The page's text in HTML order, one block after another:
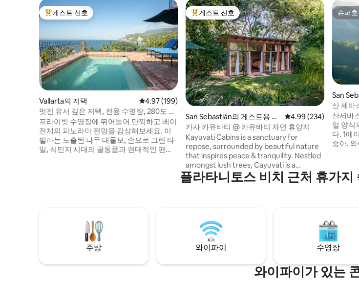
상위 게스트 선호
게스트 선호
Vallarta의 저택 평점 4.97점(5점 만점), 후기 199개
4.97 (199)
멋진 유서 깊은 저택, 전용 수영장, 280도 전
망
프라이빗 수영장에 뛰어들어 만끽하고 베이
전체의 파노라마 전망을 감상해보세요. 이
빌라는 노출된 나무 대들보, 손으로 그린 타
일, 식민지 시대의 골동품과 현대적인 편의
르토바야르타 최고의 빌라로 널리 인정받고
있습니다. 멋진 분위기에서 현대적인 럭셔
리함을 모두 즐길 수 있는 멕시코 해안의 진
정한 매력입니다. 저희의 파라다이스이자
내 집처럼 편안한 숙소이며, 게스트와 공유
상위 게스트 선호
게스트 선호
San Sebastián의 게스트용 별
채
평점 4.99점(5점 만점
4.99 (234)
카사 카유바티 @ 카유바티 자연 휴양지
Kayuvati Cabins is a sanctuary for
repose, surrounded by beautiful nature
that inspires peace & tranquility. Nestled
amongst lush trees, Cayuvati is a
spacious, Eco-Contemporary style cabin.
Hand crafted with natural materials
mountains, sky and natural swimming
pool. Perfect for a romantic getaway, a
meditation/yoga/artists retreat or simply
time to be with yourself.
슈퍼
슈퍼
San
장
산 세바
산세바
얼 양식
다. 1에
숭아.
직원과 청소 서비
스테는
블로 마지코
지 마을
리하고,
플라타니토스 비치 근처 휴가
주방 와이파이 수영장
와이파이가 있는